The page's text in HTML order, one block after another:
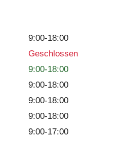
9:00-18:00
Geschlossen
9:00-18:00
9:00-18:00
9:00-18:00
9:00-18:00
9:00-17:00